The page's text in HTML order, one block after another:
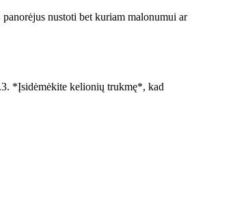
nustoti bet kuriam malonumui ar
*Įsidėmėkite kelionių trukmę*, kad